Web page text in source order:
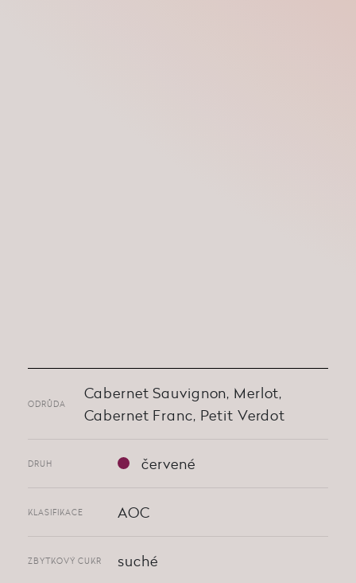
ODRŮDA
Cabernet Sauvignon, Merlot,
Cabernet Franc, Petit Verdot
DRUH červené
KLASIFIKACE AOC
ZBYTKOVÝ CUKR suché